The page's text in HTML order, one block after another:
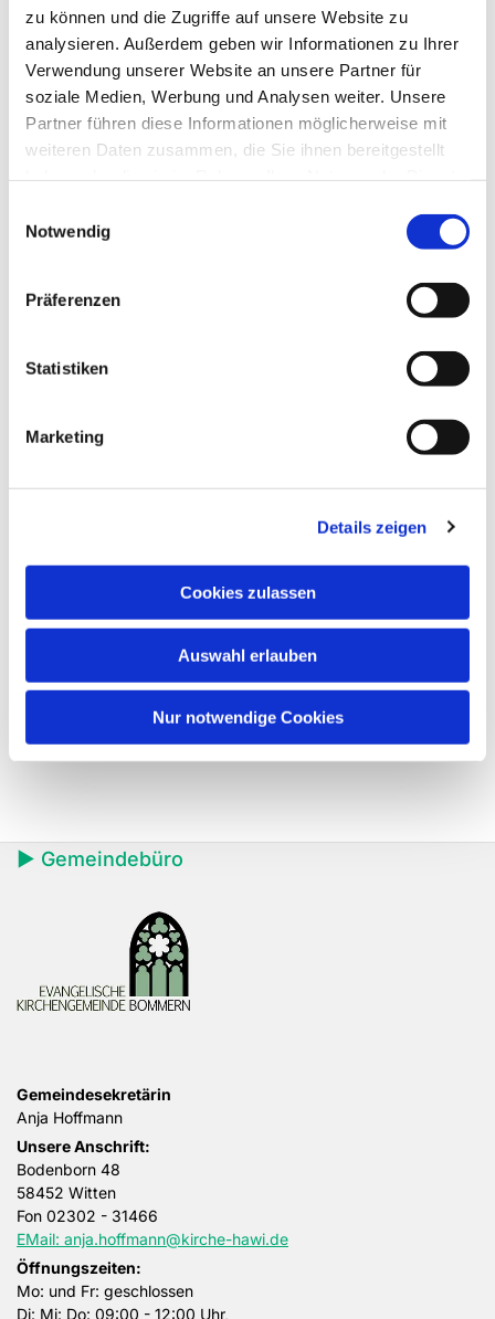
zu können und die Zugriffe auf unsere Website zu
analysieren. Außerdem geben wir Informationen zu Ihrer
Verwendung unserer Website an unsere Partner für
soziale Medien, Werbung und Analysen weiter. Unsere
Partner führen diese Informationen möglicherweise mit
weiteren Daten zusammen, die Sie ihnen bereitgestellt
Notwendig
Präferenzen
Statistiken
Marketing
Details zeigen
Cookies zulassen
Auswahl erlauben
Nur notwendige Cookies
► Gemeindebüro
Gemeindesekretärin
Anja Hoffmann
Unsere Anschrift:
Bodenborn 48
58452 Witten
Fon 02302 - 31466
EMail: anja.hoffmann@kirche-hawi.de
Öffnungszeiten:
Mo: und Fr: geschlossen
Di: Mi: Do: 09:00 - 12:00 Uhr,